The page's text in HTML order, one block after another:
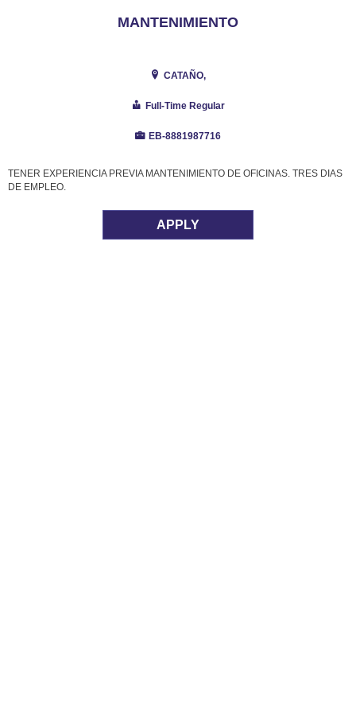
MANTENIMIENTO
CATAÑO,
Full-Time Regular
EB-8881987716
TENER EXPERIENCIA PREVIA MANTENIMIENTO DE OFICINAS. TRES DIAS
DE EMPLEO.
APPLY